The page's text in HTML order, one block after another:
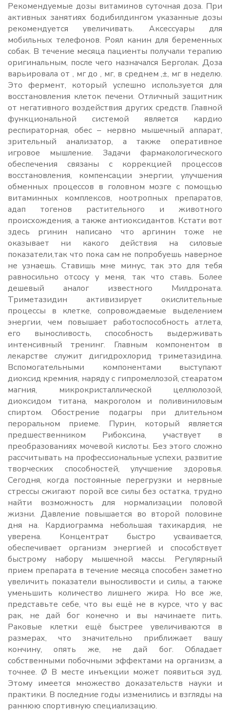
Рекомендуемые дозы витаминов cуточная доза. При
активных занятиях бодибилдингом указанные дозы
рекомендуется увеличивать. Аксессуары для
мобильных телефонов. Роял канин для беременных
собак. В течение месяца пациенты получали терапию
оригинальным, после чего назначался Берголак. Доза
варьировала от , мг до , мг, в среднем ,±, мг в неделю.
Это фермент, который успешно используется для
восстановления клеток печени. Отличный защитник
от негативного воздействия других средств. Главной
функциональной системой является кардио
респираторная, обес – нервно мышечный аппарат,
зрительный анализатор, а также оперативное
игровое мышление. Задачи фармакологического
обеспечения связаны с коррекцией процессов
восстановления, компенсации энергии, улучшения
обменных процессов в головном мозге с помощью
витаминных комплексов, ноотропных препаратов,
адап тогенов растительного и животного
происхождения, а также антиоксидантов. Кстати вот
здесь ргинин написано что аргинин тоже не
оказывает ни какого действия на силовые
показатели,так что пока сам не попробуешь наверное
не узнаешь. Ставишь мне минус, так это для тебя
равносильно отсосу у меня, так что ставь. Более
дешевый аналог известного Милдроната.
Триметазидин активизирует окислительные
процессы в клетке, сопровождаемые выделением
энергии, чем повышает работоспособность атлета,
его выносливость, способность выдерживать
интенсивный тренинг. Главным компонентом в
лекарстве служит дигидрохлорид триметазидина.
Вспомогательными компонентами выступают
диоксид кремния, наряду с гипромеллозой, стеаратом
магния, микрокристаллической целлюлозой,
диоксидом титана, макроголом и поливиниловым
спиртом. Обострение подагры при длительном
пероральном приеме. Пурин, который является
предшественником Рибоксина, участвует в
преобразованиях мочевой кислоты. Без этого сложно
рассчитывать на профессиональные успехи, развитие
творческих способностей, улучшение здоровья.
Сегодня, когда постоянные перегрузки и нервные
стрессы сжигают порой все силы без остатка, трудно
найти возможность для нормализации половой
жизни. Давление повышается во второй половине
дня на. Кардиограмма небольшая тахикардия, не
уверена. Концентрат быстро усваивается,
обеспечивает организм энергией и способствует
быстрому набору мышечной массы. Регулярный
прием препарата в течение месяца способен заметно
увеличить показатели выносливости и силы, а также
уменьшить количество лишнего жира. Но все же,
представьте себе, что вы ещё не в курсе, что у вас
рак, не дай бог конечно и вы начинаете пить.
Раковые клетки ещё быстрее увеличиваются в
размерах, что значительно приближает вашу
кончину, опять же, не дай бог. Обладает
собственными побочными эффектами на организм, а
точнее. Ø В месте инъекции может появиться зуд.
Этому имеется множество доказательств науки и
практики. В последние годы изменились и взгляды на
раннюю спортивную специализацию.